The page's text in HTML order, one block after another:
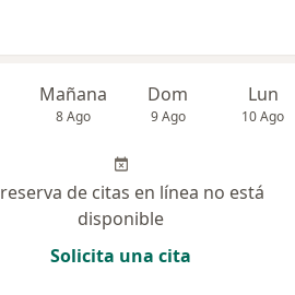
Mañana
8 Ago
Dom
9 Ago
Lun
10 Ago
de citas en línea no está
disponible
Solicita una cita